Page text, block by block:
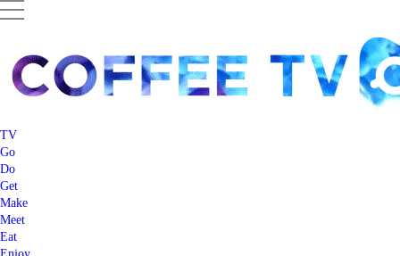
TV
Go
Do
Get
Make
Meet
Eat